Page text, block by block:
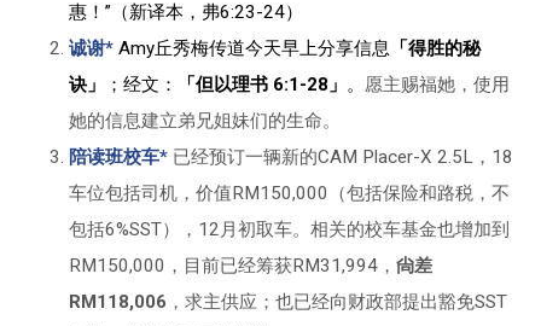
惠！”（新译本，弗6:23-24）
诚谢*Amy丘秀梅传道今天早上分享信息 「得胜的秘
诀」
；经文： 「但以理书 6:1-28」 。 愿主赐福她，使用
她的信息建立弟兄姐妹们的生命。
陪读班校车*已经预订一辆新的CAM Placer-X 2.5L，18
车位包括司机，价值RM150,000（包括保险和路税，不
包括6%SST），12月初取车。相关的校车基金也增加到
RM150,000，目前已经筹获RM31,994， 尙差
RM118,006 ，求主供应；也已经向财政部提出豁免SST